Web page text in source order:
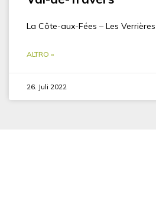
La Côte-aux-Fées – Les Verrières
ALTRO »
26. Juli 2022